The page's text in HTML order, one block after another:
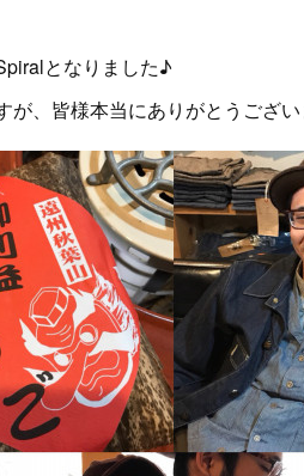
となりました♪
、皆様本当にありがとうござい